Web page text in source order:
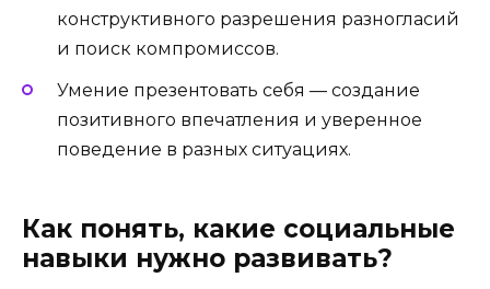
конструктивного разрешения разногласий
и поиск компромиссов.
Умение презентовать себя — создание
позитивного впечатления и уверенное
поведение в разных ситуациях.
Как понять, какие социальные
навыки нужно развивать?